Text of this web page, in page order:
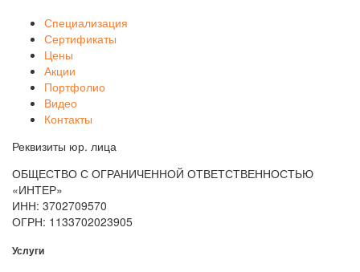
Специализация
Сертификаты
Цены
Акции
Портфолио
Видео
Контакты
Реквизиты юр. лица
ОБЩЕСТВО С ОГРАНИЧЕННОЙ ОТВЕТСТВЕННОСТЬЮ
«ИНТЕР»
ИНН: 3702709570
ОГРН: 1133702023905
Услуги